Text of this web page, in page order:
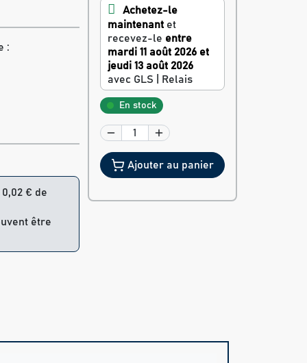
:
0,02 € de
être
Achetez-le
maintenantet
recevez-le entre
mardi 11 août 2026 et
jeudi 13 août 2026
avec GLS | Relais
En stock
Ajouter au panier